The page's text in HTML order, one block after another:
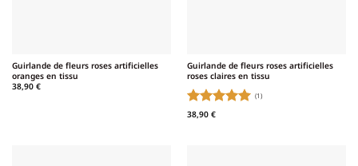
Guirlande de fleurs roses artificielles
oranges en tissu
38,90 €
Guirlande de fleurs roses artificielles
roses claires en tissu
Note
(1)
38,90 €